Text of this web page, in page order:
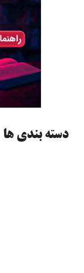
دسته‌ بندی ها